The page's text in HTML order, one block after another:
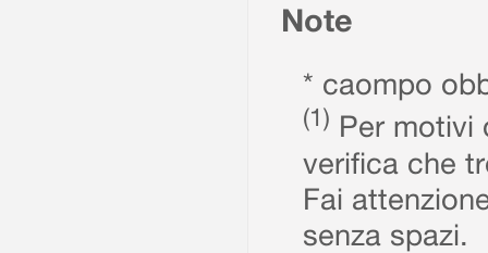
Note
* caompo
(1) Per motivi
verifica che
Fai
senza spazi.